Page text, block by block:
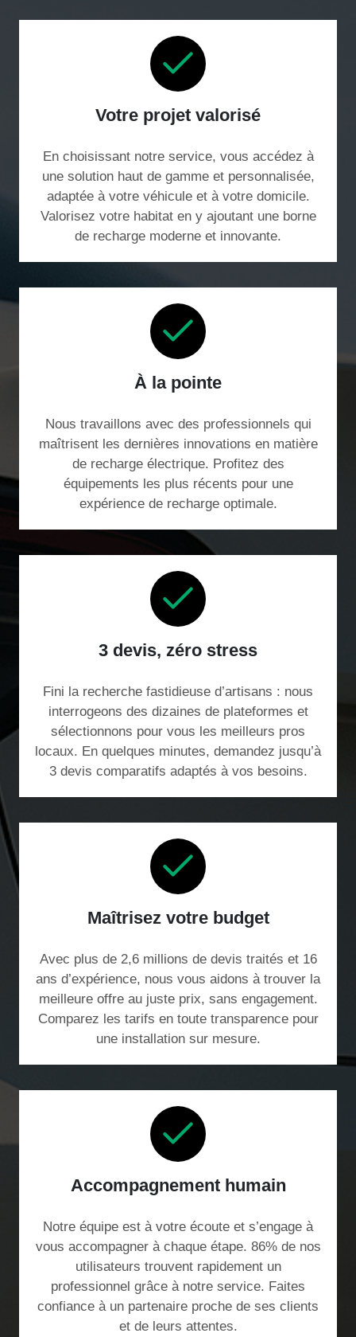
Votre projet valorisé
En choisissant notre service, vous accédez à
une solution haut de gamme et personnalisée,
adaptée à votre véhicule et à votre domicile.
Valorisez votre habitat en y ajoutant une borne
de recharge moderne et innovante.
À la pointe
Nous travaillons avec des professionnels qui
maîtrisent les dernières innovations en matière
de recharge électrique. Profitez des
équipements les plus récents pour une
expérience de recharge optimale.
3 devis, zéro stress
Fini la recherche fastidieuse d’artisans : nous
interrogeons des dizaines de plateformes et
sélectionnons pour vous les meilleurs pros
locaux. En quelques minutes, demandez jusqu’à
3 devis comparatifs adaptés à vos besoins.
Maîtrisez votre budget
Avec plus de 2,6 millions de devis traités et 16
ans d’expérience, nous vous aidons à trouver la
meilleure offre au juste prix, sans engagement.
Comparez les tarifs en toute transparence pour
une installation sur mesure.
Accompagnement humain
Notre équipe est à votre écoute et s’engage à
vous accompagner à chaque étape. 86% de nos
utilisateurs trouvent rapidement un
professionnel grâce à notre service. Faites
confiance à un partenaire proche de ses clients
et de leurs attentes.